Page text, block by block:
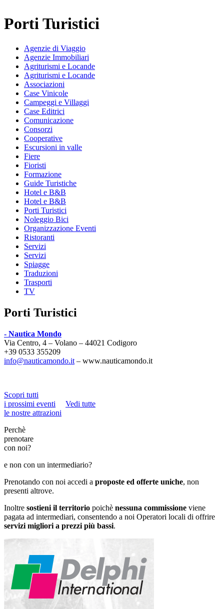
Porti Turistici
Agenzie di Viaggio
Agenzie Immobiliari
Agriturismi e Locande
Agriturismi e Locande
Associazioni
Case Vinicole
Campeggi e Villaggi
Case Editrici
Comunicazione
Consorzi
Cooperative
Escursioni in valle
Fiere
Fioristi
Formazione
Guide Turistiche
Hotel e B&B
Hotel e B&B
Porti Turistici
Noleggio Bici
Organizzazione Eventi
Ristoranti
Servizi
Servizi
Spiagge
Traduzioni
Trasporti
TV
Porti Turistici
- Nautica Mondo
Via Centro, 4 – Volano – 44021 Codigoro
+39 0533 355209
info@nauticamondo.it – www.nauticamondo.it
Scopri tutti
i prossimi eventi
Vedi tutte
le nostre attrazioni
Perchè
prenotare
con noi?
e non con un intermediario?
Prenotando con noi accedi a proposte ed offerte uniche, non
presenti altrove.
Inoltre sostieni il territorio poichè nessuna commissione viene
pagata ad intermediari, consentendo a noi Operatori locali di offrire
servizi migliori a prezzi più bassi.